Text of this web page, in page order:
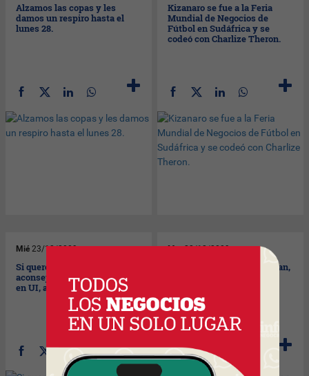
Alzamos las copas y les
damos un respiro hasta el
lunes 28.
Kizanaro se fue a la Feria
Mundial de Negocios de
Fútbol en Sudáfrica y se
codeó con Charlize Theron.
Mié 23/12/2009
Si querés invertir en papeles,
aconsejan letras en pesos y
en UI, al 14 y 13%.
Mar22/12/2009
Ventas de Navidad se elevan,